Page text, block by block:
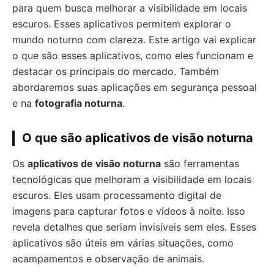
para quem busca melhorar a visibilidade em locais
escuros. Esses aplicativos permitem explorar o
mundo noturno com clareza. Este artigo vai explicar
o que são esses aplicativos, como eles funcionam e
destacar os principais do mercado. Também
abordaremos suas aplicações em segurança pessoal
e na fotografia noturna.
O que são aplicativos de visão noturna
Os aplicativos de visão noturna são ferramentas
tecnológicas que melhoram a visibilidade em locais
escuros. Eles usam processamento digital de
imagens para capturar fotos e vídeos à noite. Isso
revela detalhes que seriam invisíveis sem eles. Esses
aplicativos são úteis em várias situações, como
acampamentos e observação de animais.